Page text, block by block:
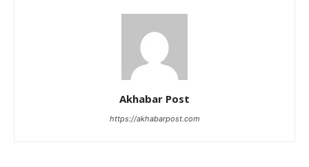
Akhabar Post
https://akhabarpost.com